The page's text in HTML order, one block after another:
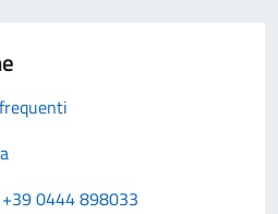
0444 898033